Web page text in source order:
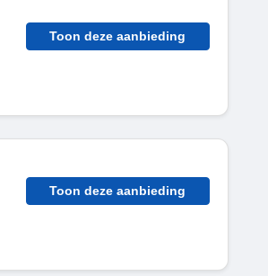
Toon deze aanbieding
Toon deze aanbieding